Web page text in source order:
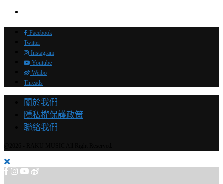
Facebook
Twitter
Instagram
Youtube
Weibo
Threads
關於我們
隱私權保護政策
聯絡我們